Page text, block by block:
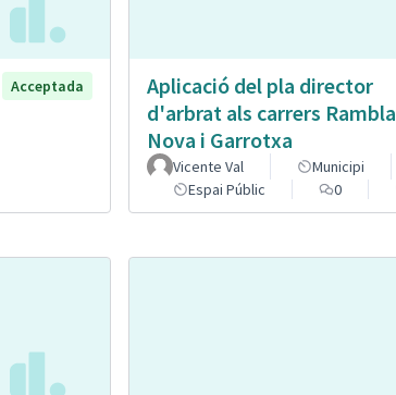
Acceptada
Aplicació del pla director
d'arbrat als carrers Rambla
Nova i Garrotxa
Vicente Val
Municipi
Espai Públic
0